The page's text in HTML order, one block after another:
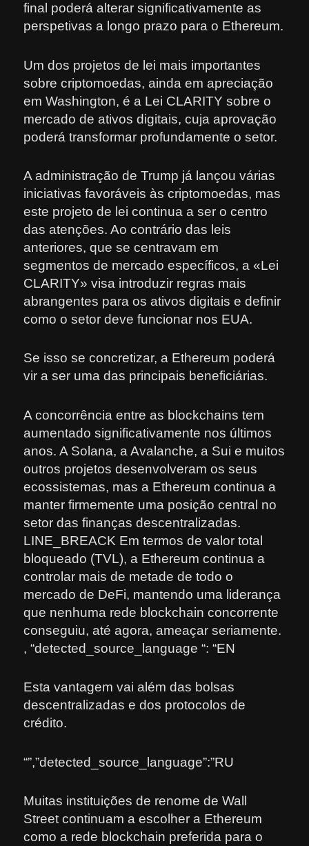
final poderá alterar significativamente as
perspetivas a longo prazo para o Ethereum.
Um dos projetos de lei mais importantes
sobre criptomoedas, ainda em apreciação
em Washington, é a Lei CLARITY sobre o
mercado de ativos digitais, cuja aprovação
poderá transformar profundamente o setor.
A administração de Trump já lançou várias
iniciativas favoráveis às criptomoedas, mas
este projeto de lei continua a ser o centro
das atenções. Ao contrário das leis
anteriores, que se centravam em
segmentos de mercado específicos, a «Lei
CLARITY» visa introduzir regras mais
abrangentes para os ativos digitais e definir
como o setor deve funcionar nos EUA.
Se isso se concretizar, a Ethereum poderá
vir a ser uma das principais beneficiárias.
A concorrência entre as blockchains tem
aumentado significativamente nos últimos
anos. A Solana, a Avalanche, a Sui e muitos
outros projetos desenvolveram os seus
ecossistemas, mas a Ethereum continua a
manter firmemente uma posição central no
setor das finanças descentralizadas.
LINE_BREACK Em termos de valor total
bloqueado (TVL), a Ethereum continua a
controlar mais de metade de todo o
mercado de DeFi, mantendo uma liderança
que nenhuma rede blockchain concorrente
conseguiu, até agora, ameaçar seriamente.
, “detected_source_language “: “EN
Esta vantagem vai além das bolsas
descentralizadas e dos protocolos de
crédito.
“”,”detected_source_language”:”RU
Muitas instituições de renome de Wall
Street continuam a escolher a Ethereum
como a rede blockchain preferida para o